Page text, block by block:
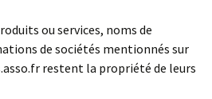
ou services, noms de
de sociétés mentionnés sur
restent la propriété de leurs